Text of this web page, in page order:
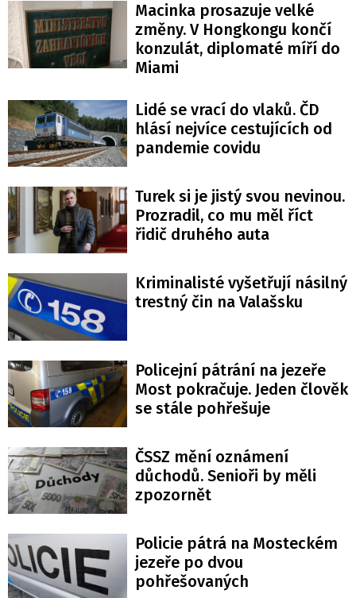
Macinka prosazuje velké
změny. V Hongkongu končí
konzulát, diplomaté míří do
Miami
Lidé se vrací do vlaků. ČD
hlásí nejvíce cestujících od
pandemie covidu
Turek si je jistý svou nevinou.
Prozradil, co mu měl říct
řidič druhého auta
Kriminalisté vyšetřují násilný
trestný čin na Valašsku
Policejní pátrání na jezeře
Most pokračuje. Jeden člověk
se stále pohřešuje
ČSSZ mění oznámení
důchodů. Senioři by měli
zpozornět
Policie pátrá na Mosteckém
jezeře po dvou
pohřešovaných